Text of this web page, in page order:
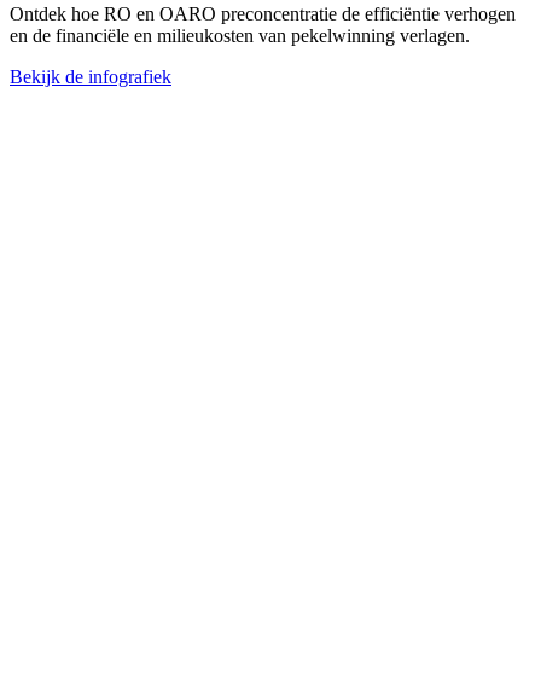
Ontdek hoe RO en OARO preconcentratie de efficiëntie verhogen
en de financiële en milieukosten van pekelwinning verlagen.
Bekijk de infografiek